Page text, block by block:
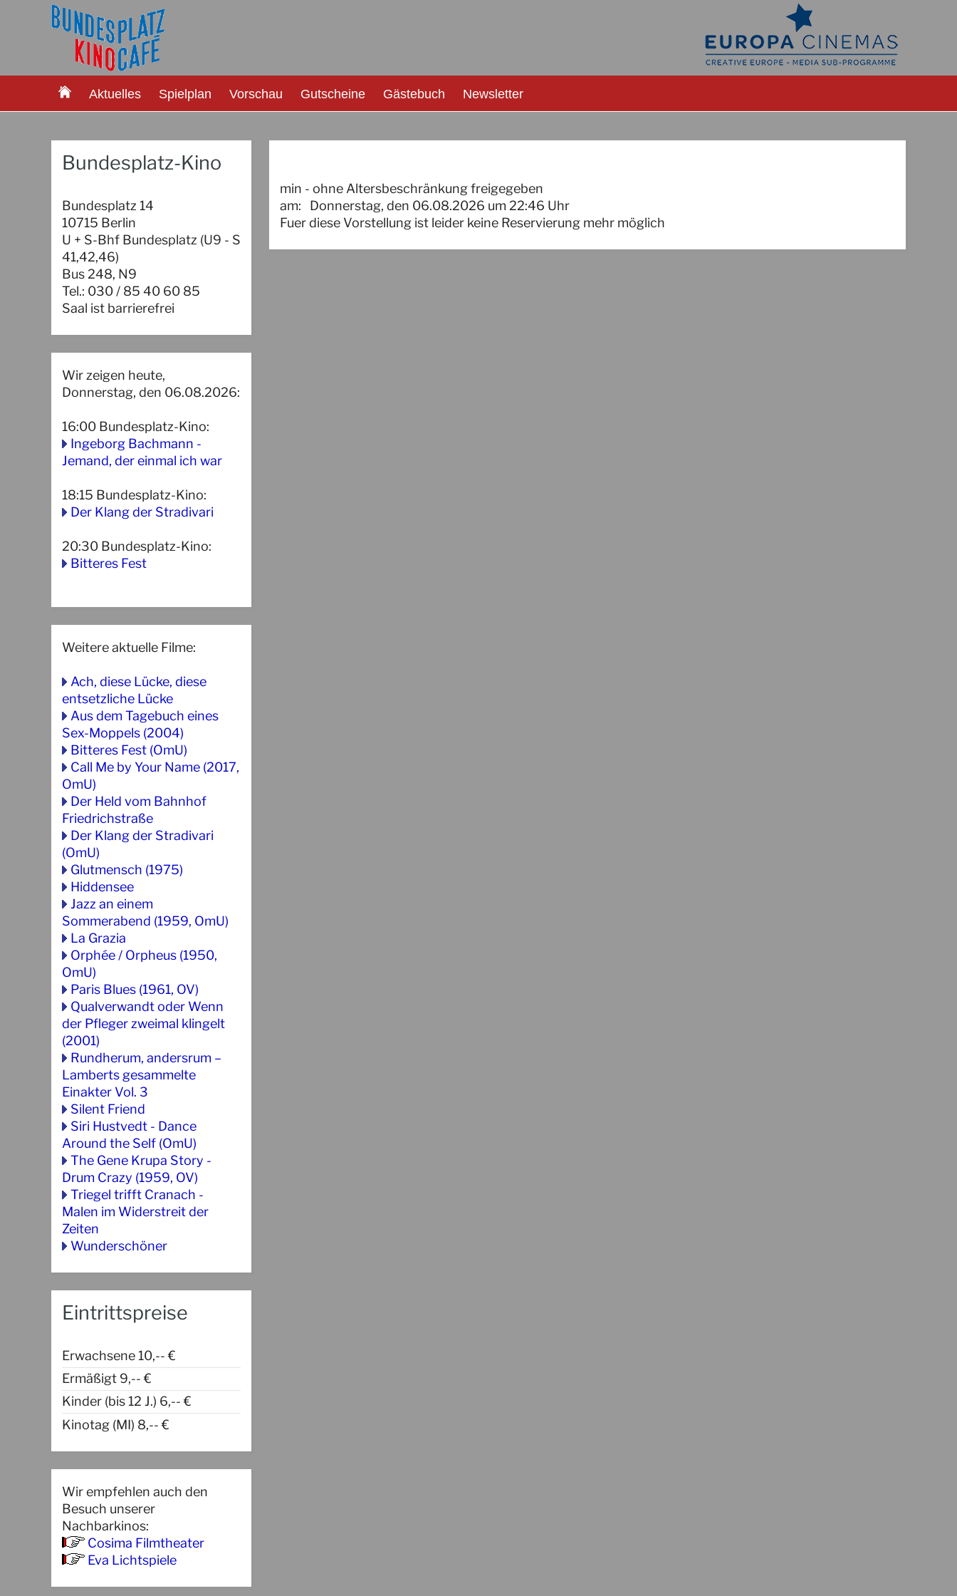
Aktuelles Spielplan Vorschau Gutscheine Gästebuch Newsletter
Bundesplatz-Kino
Bundesplatz 14
10715 Berlin
U + S-Bhf Bundesplatz (U9 - S
41,42,46)
Bus 248, N9
Tel.: 030 / 85 40 60 85
Saal ist barrierefrei
Wir zeigen heute,
Donnerstag, den 06.08.2026:
16:00 Bundesplatz-Kino:
Ingeborg Bachmann -
Jemand, der einmal ich war
18:15 Bundesplatz-Kino:
Der Klang der Stradivari
20:30 Bundesplatz-Kino:
Bitteres Fest
Weitere aktuelle Filme:
Ach, diese Lücke, diese
entsetzliche Lücke
Aus dem Tagebuch eines
Sex-Moppels (2004)
Bitteres Fest (OmU)
Call Me by Your Name (2017,
OmU)
Der Held vom Bahnhof
Friedrichstraße
Der Klang der Stradivari
(OmU)
Glutmensch (1975)
Hiddensee
Jazz an einem
Sommerabend (1959, OmU)
La Grazia
Orphée / Orpheus (1950,
OmU)
Paris Blues (1961, OV)
Qualverwandt oder Wenn
der Pfleger zweimal klingelt
(2001)
Rundherum, andersrum –
Lamberts gesammelte
Einakter Vol. 3
Silent Friend
Siri Hustvedt - Dance
Around the Self (OmU)
The Gene Krupa Story -
Drum Crazy (1959, OV)
Triegel trifft Cranach -
Malen im Widerstreit der
Zeiten
Wunderschöner
Eintrittspreise
Erwachsene 10,-- €
Ermäßigt 9,-- €
Kinder (bis 12 J.) 6,-- €
Kinotag (MI) 8,-- €
Wir empfehlen auch den
Besuch unserer
Nachbarkinos:
Cosima Filmtheater
Eva Lichtspiele
min - ohne Altersbeschränkung freigegeben
am: Donnerstag, den 06.08.2026 um 22:46 Uhr
Fuer diese Vorstellung ist leider keine Reservierung mehr möglich